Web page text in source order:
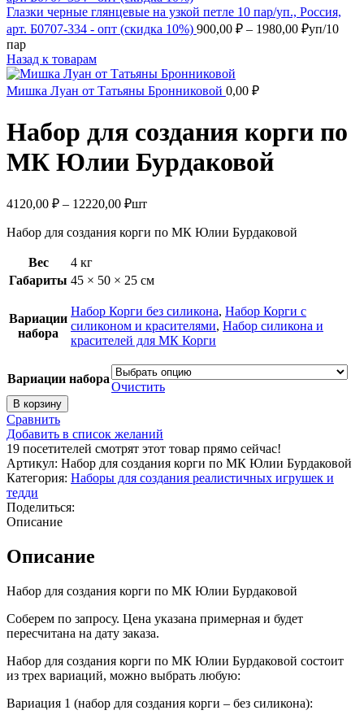
Глазки черные глянцевые на узкой петле 10 пар/уп., Россия,
арт. Б0707-334 - опт (скидка 10%) 900,00 ₽ – 1980,00 ₽Диапазон
цен:
уп/10
пар
Назад к товарам
Мишка Луан от Татьяны Бронниковой 0,00 ₽
Набор для создания корги по
МК Юлии Бурдаковой
4120,00 ₽ – 12220,00 ₽Диапазон
4120,00 ₽
шт
Набор для создания корги по МК Юлии Бурдаковой
Вес
4 кг
Габариты 45 × 50 × 25 см
Вариации
набора
Набор Корги без силикона, Набор Корги с
силиконом и красителями, Набор силикона и
красителей для МК Корги
Вариации набора
Очистить
Количество
товара
Набор
для
создания
корги
по
МК
Юлии
В корзину
Сравнить
Добавить в список желаний
19 посетителей смотрят этот товар прямо сейчас!
Артикул: Набор для создания корги по МК Юлии Бурдаковой
Категория: Наборы для создания реалистичных игрушек и
тедди
Поделиться:
Описание
Описание
Набор для создания корги по МК Юлии Бурдаковой
Соберем по запросу. Цена указана примерная и будет
пересчитана на дату заказа.
Набор для создания корги по МК Юлии Бурдаковой состоит
из трех вариаций, можно выбрать любую:
Вариация 1 (набор для создания корги – без силикона):